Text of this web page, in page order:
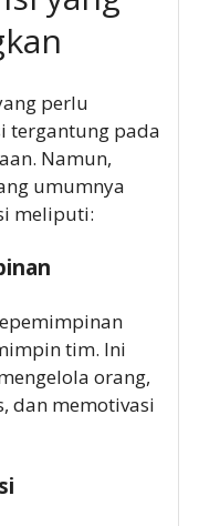
perlu
tergantung pada
Namun,
umumnya
meliputi:
tim. Ini
orang,
dan memotivasi